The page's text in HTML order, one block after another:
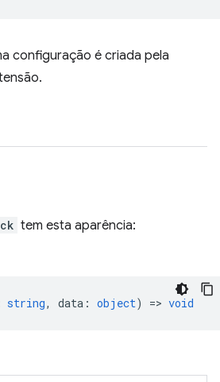
configuração é criada pela
tem esta aparência:
string, data : object) => void